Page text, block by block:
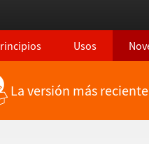
Usos
más recientes
La versión más